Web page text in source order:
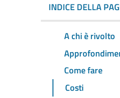
INDICE DELLA
A chi è rivolto
Come fare
Costi